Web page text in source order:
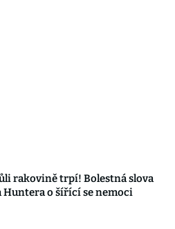
rakovině trpí! Bolestná slova
Huntera o šířící se nemoci